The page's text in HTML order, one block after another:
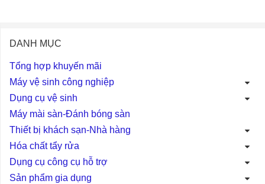
DANH MỤC
Tổng hợp khuyến mãi
Máy vệ sinh công nghiệp
Dụng cụ vệ sinh
Máy mài sàn-Đánh bóng sàn
Thiết bị khách sạn-Nhà hàng
Hóa chất tẩy rửa
Dụng cụ công cụ hỗ trợ
Sản phẩm gia dụng